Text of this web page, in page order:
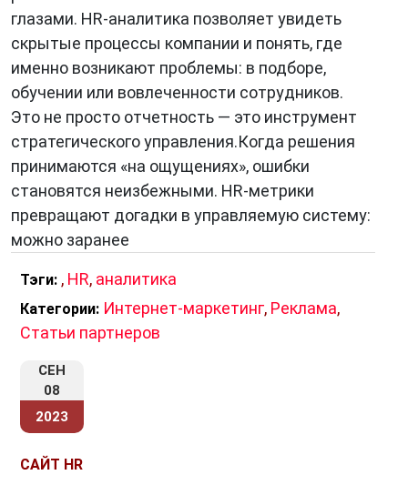
Обучение и развитие. HR организует
программы обучения для сотрудников,
помогая им приобрести необходимые
навыки и знания для выполнения своих
обязанностей.
Мотивация и стимулирование. HR-отдел
разрабатывает системы мотивации,
включая финансовые и нематериальные
поощрения, способствующие повышению
производительности труда.
Оценка и аттестация персонала. HR
осуществляет контроль за результатами
работы сотрудников, проводит аттестацию
и оценку производительности.
Разрешение конфликтов и поддержка
сотрудников. HR помогает решать проблемы
в коллективе и обеспечивает
глазами. HR-аналитика позволяет увидеть
скрытые процессы компании и понять, где
именно возникают проблемы: в подборе,
обучении или вовлеченности сотрудников.
Это не просто отчетность — это инструмент
стратегического управления.Когда решения
принимаются «на ощущениях», ошибки
становятся неизбежными. HR-метрики
превращают догадки в управляемую систему:
можно заранее
Тэги: , HR, аналитика
Категории: Интернет-маркетинг, Реклама,
Статьи партнеров
СЕН
08
2023
САЙТ HR